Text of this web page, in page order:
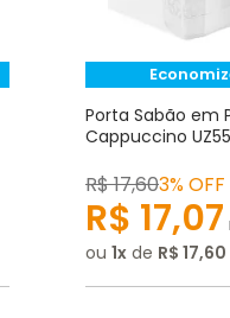
Porta Sabão em
Cappuccino
R$17,603% OFF
R$ 17,07
ou 1 de R$ 17,60